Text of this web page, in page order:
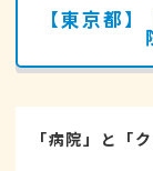
【東京都
「病院」と「